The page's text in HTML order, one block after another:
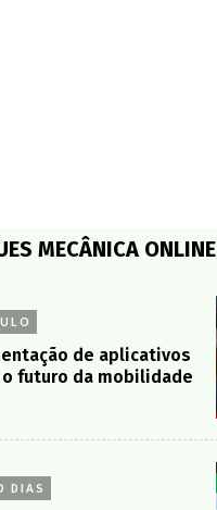
MECÂNICA ONLINE
de aplicativos
futuro da mobilidade
DIAS